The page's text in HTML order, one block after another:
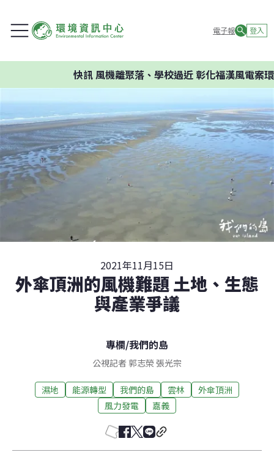
電子報 登入
風機離聚落、學校過近 彰化福漢風電案環委建
2021年11月15日
外傘頂洲的風機難題 土地、生態
與產業爭議
專欄/我們的島
公視記者 郭志榮 張光宗
濕地 能源轉型 我們的島 雲林
外傘頂洲
風力發電
嘉義